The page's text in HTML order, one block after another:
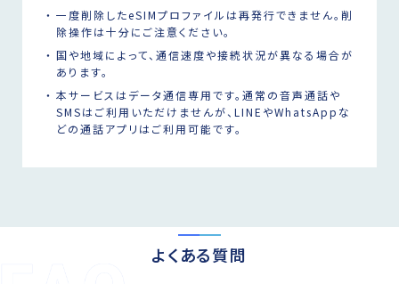
一度削除したeSIMプロファイルは再発行できません。削
除操作は十分にご注意ください。
国や地域によって、通信速度や接続状況が異なる場合が
あります。
本サービスはデータ通信専用です。通常の音声通話や
SMSはご利用いただけませんが、LINEやWhatsAppな
どの通話アプリはご利用可能です。
よくある質問